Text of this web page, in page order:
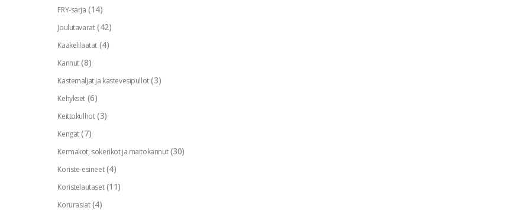
FRY-sarja (14)
Joulutavarat (42)
Kaakelilaatat (4)
Kannut (8)
Kastemaljat ja kastevesipullot (3)
Kehykset (6)
Keittokulhot (3)
Kengät (7)
Kermakot, sokerikot ja maitokannut (30)
Koriste-esineet (4)
Koristelautaset (11)
Korurasiat (4)